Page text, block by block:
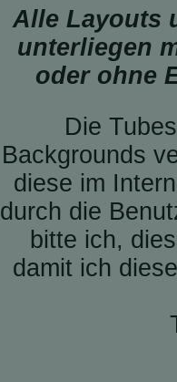
Alle Layouts
unterliegen
oder ohne
Die
Backgrounds
diese im
durch die
bitte ich,
damit ich